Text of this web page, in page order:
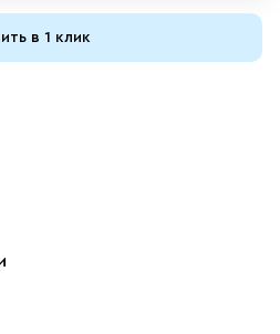
в 1 клик